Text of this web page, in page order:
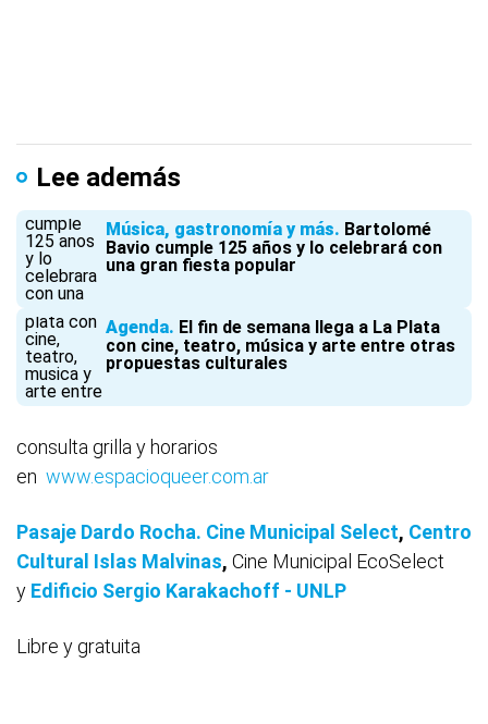
Lee además
Música, gastronomía y más Bartolomé
Bavio cumple 125 años y lo celebrará con
una gran fiesta popular
Agenda El fin de semana llega a La Plata
con cine, teatro, música y arte entre otras
propuestas culturales
consulta grilla y horarios
en www.espacioqueer.com.ar
Pasaje Dardo Rocha. Cine Municipal Select, Centro
Cultural Islas Malvinas, Cine Municipal EcoSelect
y Edificio Sergio Karakachoff - UNLP
Libre y gratuita